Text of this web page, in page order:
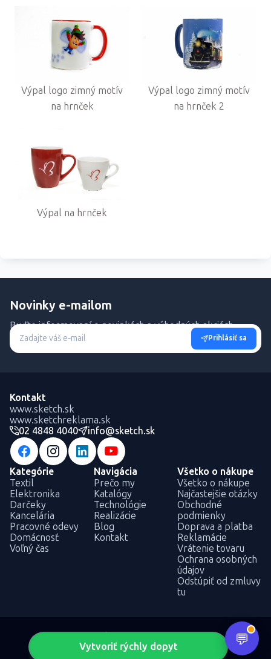
Vytvoriť rýchly dopyt
Výpal logo zimný motív
na hrnček
Výpal logo zimný motív
na hrnček 2
Výpal na hrnček
Novinky e-mailom
Buďte informovaní o novinkách a výhodných akciách.
Prihlásiť sa
Kontakt
www.sketch.sk
www.sketchreklama.sk
02 4848 4040
info@sketch.sk
Kategórie
Textil
Elektronika
Darčeky
Kancelária
Pracovné odevy
Domácnosť
Voľný čas
Navigácia
Prečo my
Katalógy
Technológie
Realizácie
Blog
Kontakt
Všetko o nákupe
Všetko o nákupe
Najčastejšie otázky
Obchodné
podmienky
Doprava a platba
Reklamácie
Vrátenie tovaru
Ochrana osobných
údajov
Odstúpiť od zmluvy
tu